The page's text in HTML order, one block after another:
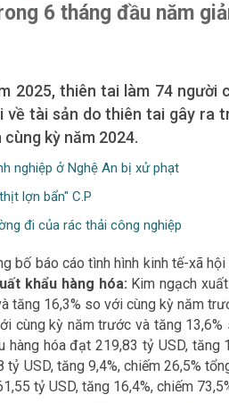
6 tháng đầu năm
2025, thiên tai làm 74
tài sản do thiên tai gây ra
kỳ năm 2024.
nghiệp ở Nghệ An bị xử phạt
lợn bẩn" C.P
đi của rác thải công nghiệp
bố báo cáo tình hình kinh tế-xã
khẩu hàng hóa: Kim ngạch
tăng 16,3% so với cùng kỳ năm
cùng kỳ năm trước và tăng
hóa đạt 219,83 tỷ USD,
USD, tăng 9,4%, chiếm 26,5%
tỷ USD, tăng 16,4%, chiếm